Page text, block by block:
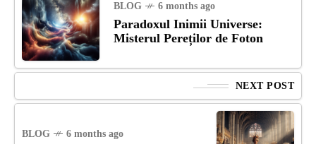
BLOG 6 months ago
Paradoxul Inimii Universe:
Misterul Pereților de Foton
NEXT POST
BLOG 6 months ago